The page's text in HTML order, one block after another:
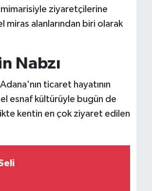
mimarisiyle ziyaretçilerine
miras alanlarından biri olarak
Nabzı
ticaret hayatının
esnaf kültürüyle bugün de
kentin en çok ziyaret edilen
Seli